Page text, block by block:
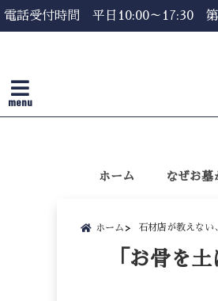
電話受付時間 平日10:00～17:30 第
menu
ホーム なぜお墓
ホーム 石材店が教えない
「お骨を